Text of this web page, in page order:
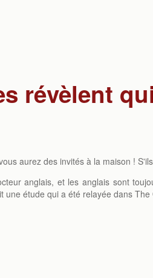
révèlent
aurez des invités à la maison !
anglais, et les anglais sont
une étude qui a été relayée dans The